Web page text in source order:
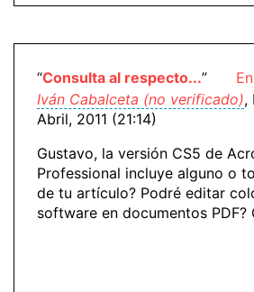
“Consulta al respecto...”
Iván Cabalceta (no verificado),
Abril, 2011 (21:14)
Gustavo, la versión CS5 de
Professional incluye alguno o
de tu artículo? Podré editar
software en documentos PDF?